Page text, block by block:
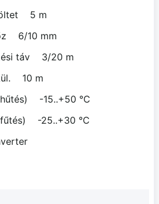
5 m
6/10 mm
táv 3/20 m
10 m
-15..+50 °C
-25..+30 °C